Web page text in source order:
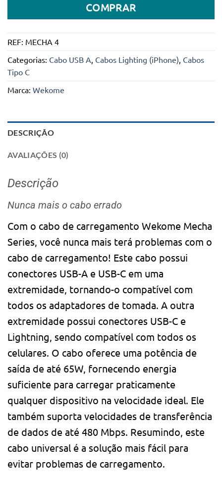
COMPRAR
REF: MECHA 4
Categorias: Cabo USB A Cabos Lighting (iPhone) Cabos
Tipo C
Marca: Wekome
DESCRIÇÃO
AVALIAÇÕES (0)
Descrição
Nunca mais o cabo errado
Com o cabo de carregamento Wekome Mecha
Series, você nunca mais terá problemas com o
cabo de carregamento! Este cabo possui
conectores USB-A e USB-C em uma
extremidade, tornando-o compatível com
todos os adaptadores de tomada. A outra
extremidade possui conectores USB-C e
Lightning, sendo compatível com todos os
celulares. O cabo oferece uma potência de
saída de até 65W, fornecendo energia
suficiente para carregar praticamente
qualquer dispositivo na velocidade ideal. Ele
também suporta velocidades de transferência
de dados de até 480 Mbps. Resumindo, este
cabo universal é a solução mais fácil para
evitar problemas de carregamento.